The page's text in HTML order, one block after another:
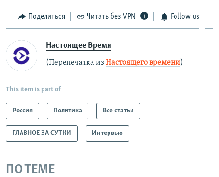
Поделиться Читать без VPN Follow us
Настоящее Время
(Перепечатка из Настоящего времени)
This item is part of
Россия Политика Все статьи
ГЛАВНОЕ ЗА СУТКИ Интервью
ПО ТЕМЕ